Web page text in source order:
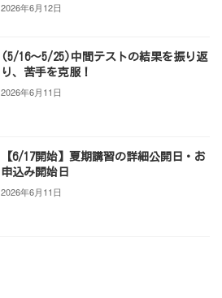
2026年6月12日
(5/16～5/25)中間テストの結果を振り返
り、苦手を克服！
2026年6月11日
【6/17開始】夏期講習の詳細公開日・お
申込み開始日
2026年6月11日